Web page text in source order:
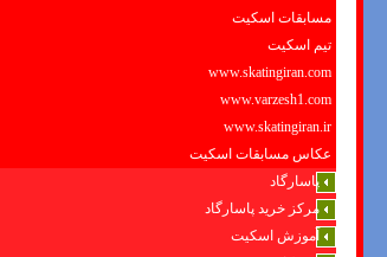
مسابقات اسکیت
تیم اسکیت
www.skatingiran.com
www.varzesh1.com
www.skatingiran.ir
عکاس مسابقات اسکیت
پاسارگاد
مرکز خرید پاسارگاد
آموزش اسکیت